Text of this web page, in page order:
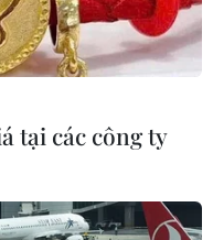
tại các công ty